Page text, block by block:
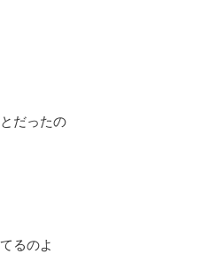
だったの
るのよ